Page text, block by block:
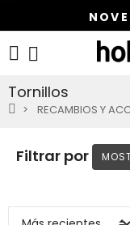
Tornillos
RECAMBIOS Y
Filtrar por